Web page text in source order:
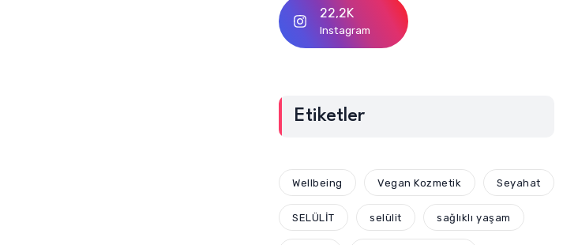
22,2K
Instagram
Etiketler
Wellbeing Vegan Kozmetik Seyahat
SELÜLİT selülit sağlıklı yaşam